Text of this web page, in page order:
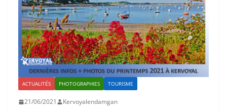
ACTUALITÉS PHOTOGRAPHIES TOURISME
21/06/2021 Kervoyalendamgan